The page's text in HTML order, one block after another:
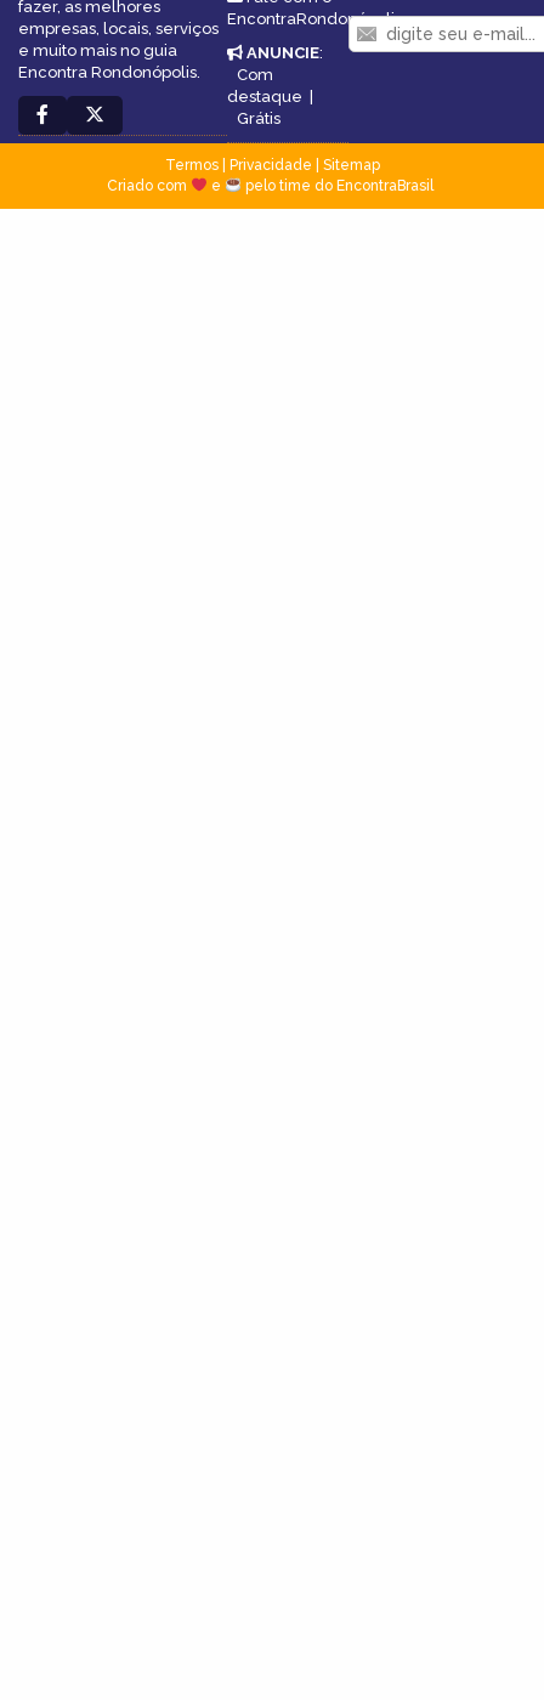
fazer, as melhores
empresas, locais, serviços
e muito mais no guia
Encontra Rondonópolis.
EncontraRondonópolis
ANUNCIE:
Com
destaque |
Grátis
Termos| Privacidade
Sitemap
Criado com
e pelo time do EncontraBrasil